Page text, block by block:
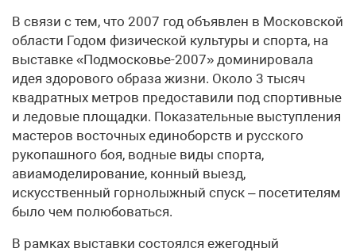
В связи с тем, что 2007 год объявлен в Московской
области Годом физической культуры и спорта, на
выставке «Подмосковье-2007» доминировала
идея здорового образа жизни. Около 3 тысяч
квадратных метров предоставили под спортивные
и ледовые площадки. Показательные выступления
мастеров восточных единоборств и русского
рукопашного боя, водные виды спорта,
авиамоделирование, конный выезд,
искусственный горнолыжный спуск – посетителям
было чем полюбоваться.
В рамках выставки состоялся ежегодный